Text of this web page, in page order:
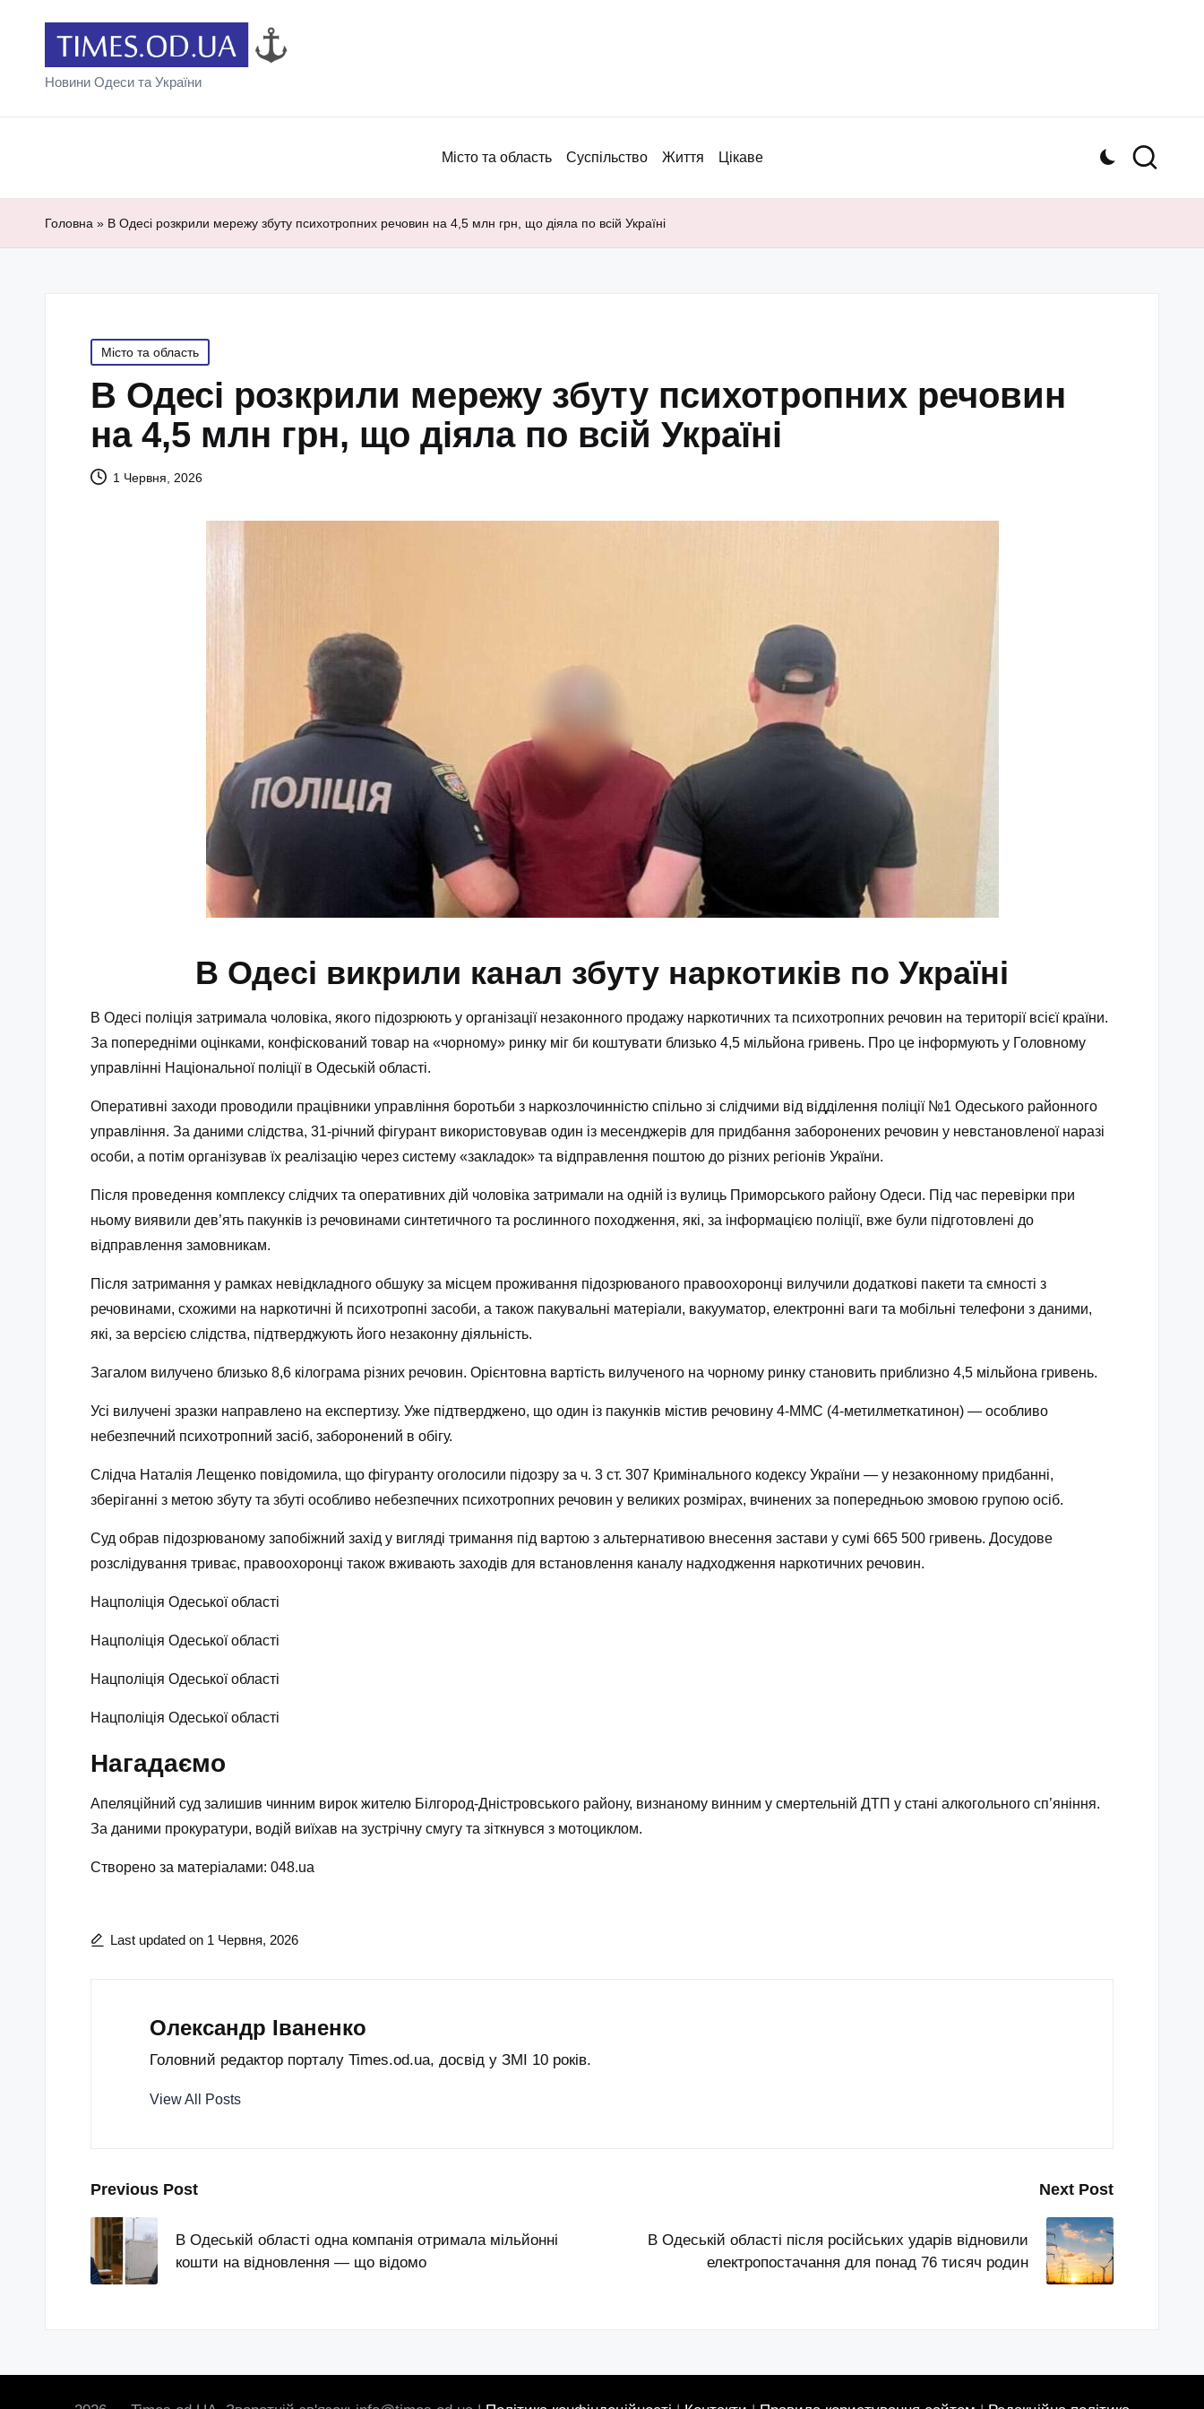
Новини Одеси та України
Місто та область Суспільство Життя Цікаве
Головна » В Одесі розкрили мережу збуту психотропних речовин на 4,5 млн грн, що діяла по всій Україні
Posted
in
Місто та область
В Одесі розкрили мережу збуту психотропних речовин
на 4,5 млн грн, що діяла по всій Україні
1 Червня, 2026
В Одесі викрили канал збуту наркотиків по Україні
В Одесі поліція затримала чоловіка, якого підозрюють у організації незаконного продажу наркотичних та психотропних речовин на території всієї країни.
За попередніми оцінками, конфіскований товар на «чорному» ринку міг би коштувати близько 4,5 мільйона гривень. Про це інформують у Головному
управлінні Національної поліції в Одеській області.
Оперативні заходи проводили працівники управління боротьби з наркозлочинністю спільно зі слідчими від відділення поліції №1 Одеського районного
управління. За даними слідства, 31-річний фігурант використовував один із месенджерів для придбання заборонених речовин у невстановленої наразі
особи, а потім організував їх реалізацію через систему «закладок» та відправлення поштою до різних регіонів України.
Після проведення комплексу слідчих та оперативних дій чоловіка затримали на одній із вулиць Приморського району Одеси. Під час перевірки при
ньому виявили дев’ять пакунків із речовинами синтетичного та рослинного походження, які, за інформацією поліції, вже були підготовлені до
відправлення замовникам.
Після затримання у рамках невідкладного обшуку за місцем проживання підозрюваного правоохоронці вилучили додаткові пакети та ємності з
речовинами, схожими на наркотичні й психотропні засоби, а також пакувальні матеріали, вакууматор, електронні ваги та мобільні телефони з даними,
які, за версією слідства, підтверджують його незаконну діяльність.
Загалом вилучено близько 8,6 кілограма різних речовин. Орієнтовна вартість вилученого на чорному ринку становить приблизно 4,5 мільйона гривень.
Усі вилучені зразки направлено на експертизу. Уже підтверджено, що один із пакунків містив речовину 4-ММС (4‑метилметкатинон) — особливо
небезпечний психотропний засіб, заборонений в обігу.
Слідча Наталія Лещенко повідомила, що фігуранту оголосили підозру за ч. 3 ст. 307 Кримінального кодексу України — у незаконному придбанні,
зберіганні з метою збуту та збуті особливо небезпечних психотропних речовин у великих розмірах, вчинених за попередньою змовою групою осіб.
Суд обрав підозрюваному запобіжний захід у вигляді тримання під вартою з альтернативою внесення застави у сумі 665 500 гривень. Досудове
розслідування триває, правоохоронці також вживають заходів для встановлення каналу надходження наркотичних речовин.
Нацполіція Одеської області
Нацполіція Одеської області
Нацполіція Одеської області
Нацполіція Одеської області
Нагадаємо
Апеляційний суд залишив чинним вирок жителю Білгород‑Дністровського району, визнаному винним у смертельній ДТП у стані алкогольного сп’яніння.
За даними прокуратури, водій виїхав на зустрічну смугу та зіткнувся з мотоциклом.
Створено за матеріалами: 048.ua
Last updated on 1 Червня, 2026
Олександр Іваненко
Головний редактор порталу Times.od.ua, досвід у ЗМІ 10 років.
View All Posts
Post
navigation
Previous Post
В Одеській області одна компанія отримала мільйонні
кошти на відновлення — що відомо
Next Post
В Одеській області після російських ударів відновили
електропостачання для понад 76 тисяч родин